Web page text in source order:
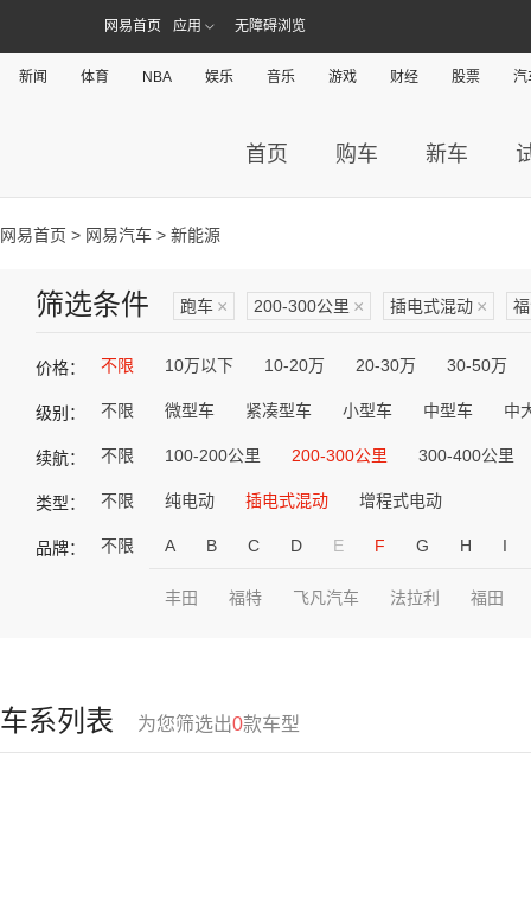
网易首页 应用 无障碍浏览
新闻 体育 NBA 娱乐 音乐 游戏 财经 股票 汽
首页 购车 新车
网易首页 > 网易汽车 > 新能源
筛选条件 跑车 × 200-300公里 × 插电式混动 ×
价格： 不限 10万以下 10-20万 20-30万 30-50万
级别： 不限 微型车 紧凑型车 小型车 中型车 中
续航： 不限 100-200公里 200-300公里 300-400公里
类型： 不限 纯电动 插电式混动 增程式电动
品牌： 不限 A B C D E F G H I
丰田 福特 飞凡汽车 法拉利 福田
车系列表 为您筛选出0款车型